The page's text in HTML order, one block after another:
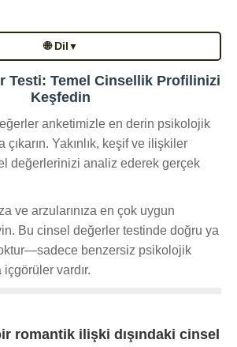
🌐 Dil ▼
Testi: Temel Cinsellik Profilinizi
Keşfedin
anketimizle en derin psikolojik
Yakınlık, keşif ve ilişkiler
değerlerinizi analiz ederek gerçek
ve arzularınıza en çok uygun
Bu cinsel değerler testinde doğru ya
benzersiz psikolojik
vardır.
romantik ilişki dışındaki cinsel